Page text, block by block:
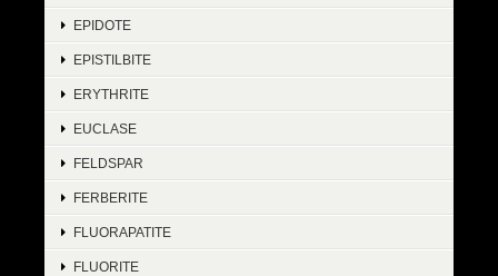
EPIDOTE
EPISTILBITE
ERYTHRITE
EUCLASE
FELDSPAR
FERBERITE
FLUORAPATITE
FLUORITE